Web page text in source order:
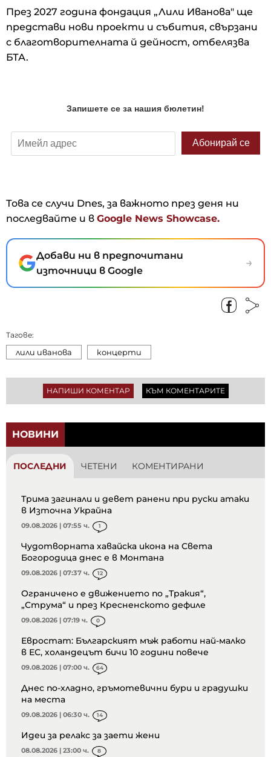
През 2027 година фондация „Лили Иванова" ще
представи нови проекти и събития, свързани
с благотворителната й дейност, отбелязва
БТА.
Това се случи Dnes, за важното през деня ни
последвайте и в Google News Showcase.
Добави ни в предпочитани
източници в Google
→
Тагове:
лили иванова концерти
НАПИШИ КОМЕНТАР КЪМ КОМЕНТАРИТЕ
НОВИНИ
ПОСЛЕДНИ ЧЕТЕНИ КОМЕНТИРАНИ
Трима загинали и девет ранени при руски атаки
в Източна Украйна
09.08.2026 | 07:55 ч. 1
Чудотворната хавайска икона на Света
Богородица днес е в Монтана
09.08.2026 | 07:37 ч. 12
Ограничено е движението по „Тракия“,
„Струма“ и през Кресненското дефиле
09.08.2026 | 07:19 ч. 0
Евростат: Българският мъж работи най-малко
в ЕС, холандецът бичи 10 години повече
09.08.2026 | 07:00 ч. 64
Днес по-хладно, гръмотевични бури и градушки
на места
09.08.2026 | 06:30 ч. 14
Идеи за релакс за заети жени
08.08.2026 | 23:00 ч. 8